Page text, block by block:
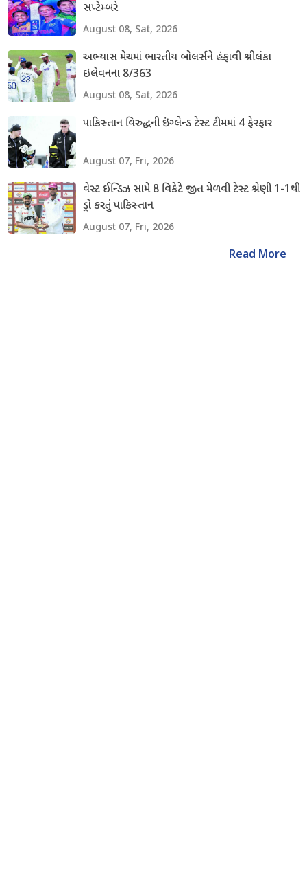
સપ્ટેમ્બરે
August 08, Sat, 2026
અભ્યાસ મેચમાં ભારતીય બોલર્સને હંફાવી શ્રીલંકા
ઇલેવનના 8/363
August 08, Sat, 2026
પાકિસ્તાન વિરુદ્ધની ઇંગ્લેન્ડ ટેસ્ટ ટીમમાં 4 ફેરફાર
August 07, Fri, 2026
વેસ્ટ ઈન્ડિઝ સામે 8 વિકેટે જીત મેળવી ટેસ્ટ શ્રેણી 1-1થી
ડ્રો કરતું પાકિસ્તાન
August 07, Fri, 2026
Read More